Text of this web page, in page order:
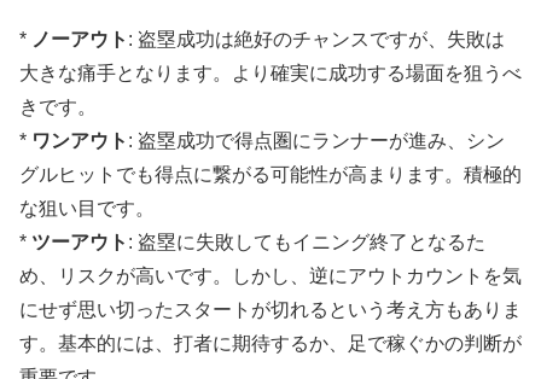
* ノーアウト : 盗塁成功は絶好のチャンスですが、失敗は
大きな痛手となります。より確実に成功する場面を狙うべ
きです。
* ワンアウト : 盗塁成功で得点圏にランナーが進み、シン
グルヒットでも得点に繋がる可能性が高まります。積極的
な狙い目です。
* ツーアウト : 盗塁に失敗してもイニング終了となるた
め、リスクが高いです。しかし、逆にアウトカウントを気
にせず思い切ったスタートが切れるという考え方もありま
す。基本的には、打者に期待するか、足で稼ぐかの判断が